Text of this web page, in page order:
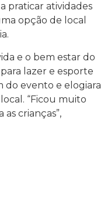
praticar atividades
opção de local
e o bem estar do
lazer e esporte
do evento e elogiara
“Ficou muito
crianças”,